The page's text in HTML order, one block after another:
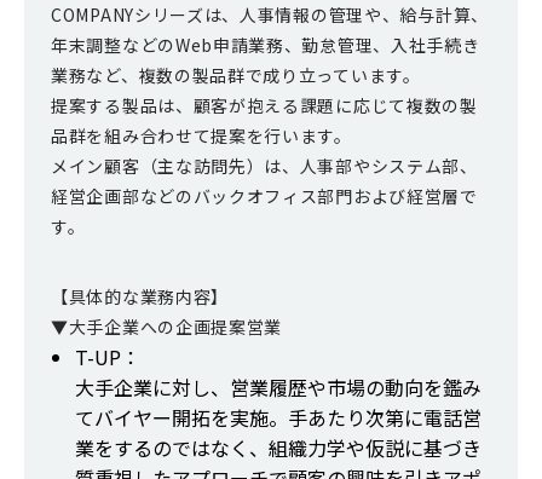
COMPANYシリーズは、人事情報の管理や、給与計算、
年末調整などのWeb申請業務、勤怠管理、入社手続き
業務など、複数の製品群で成り立っています。
提案する製品は、顧客が抱える課題に応じて複数の製
品群を組み合わせて提案を行います。
メイン顧客（主な訪問先）は、人事部やシステム部、
経営企画部などのバックオフィス部門および経営層で
す。
【具体的な業務内容】
▼大手企業への企画提案営業
T-UP：
大手企業に対し、営業履歴や市場の動向を鑑み
てバイヤー開拓を実施。手あたり次第に電話営
業をするのではなく、組織力学や仮説に基づき